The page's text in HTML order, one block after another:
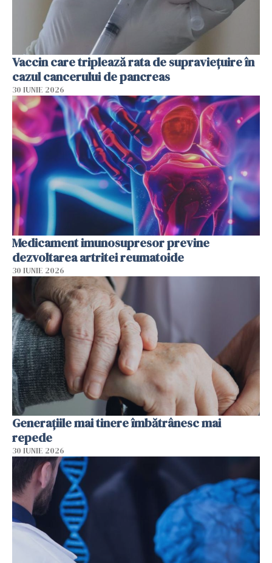
Vaccin care triplează rata de supraviețuire în
cazul cancerului de pancreas
30 IUNIE 2026
Medicament imunosupresor previne
dezvoltarea artritei reumatoide
30 IUNIE 2026
Generațiile mai tinere îmbătrânesc mai
repede
30 IUNIE 2026